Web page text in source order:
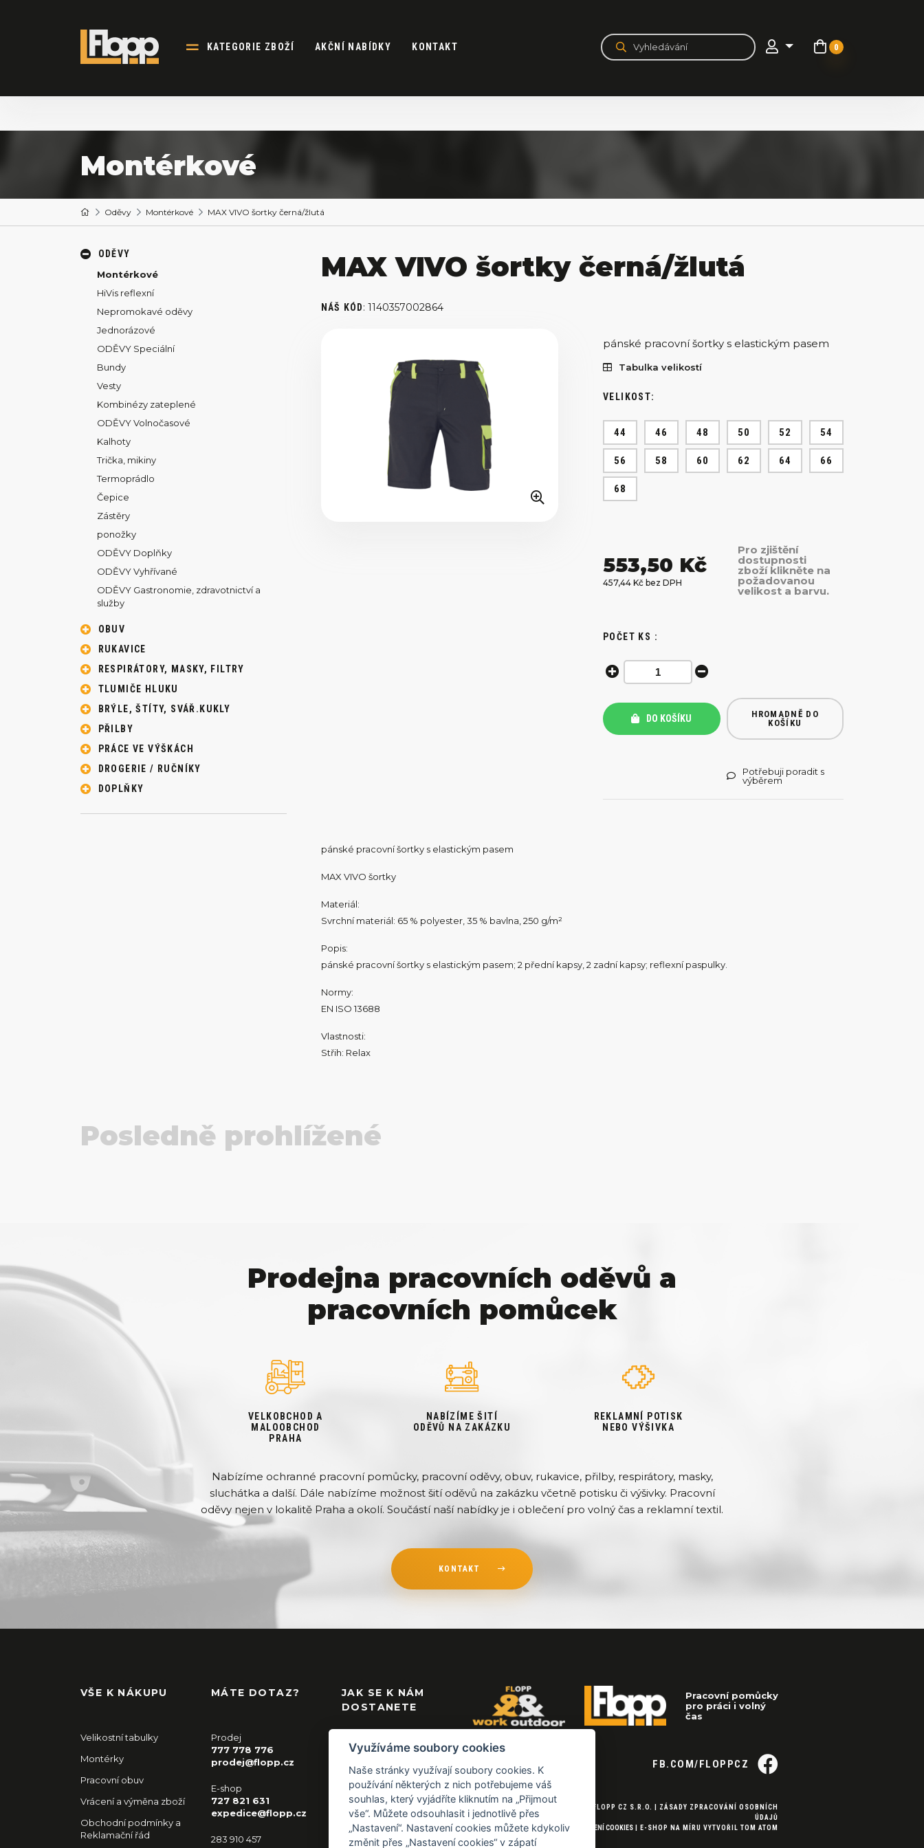
KATEGORIE ZBOŽÍ AKČNÍ NABÍDKY KONTAKT 0
Montérkové
Oděvy Montérkové MAX VIVO šortky černá/žlutá
ODĚVY
Montérkové
HiVis reflexní
Nepromokavé oděvy
Jednorázové
ODĚVY Speciální
Bundy
Vesty
Kombinézy zateplené
ODĚVY Volnočasové
Kalhoty
Trička, mikiny
Termoprádlo
Čepice
Zástěry
ponožky
ODĚVY Doplňky
ODĚVY Vyhřívané
ODĚVY Gastronomie, zdravotnictví a
služby
OBUV
RUKAVICE
RESPIRÁTORY, MASKY, FILTRY
TLUMIČE HLUKU
BRÝLE, ŠTÍTY, SVÁŘ.KUKLY
PŘILBY
PRÁCE VE VÝŠKÁCH
DROGERIE / RUČNÍKY
DOPLŇKY
MAX VIVO šortky černá/žlutá
NÁŠ KÓD:1140357002864
pánské pracovní šortky s elastickým pasem
Tabulka velikostí
VELIKOST:
44 46 48 50 52 54
56 58 60 62 64 66
68
553,50 Kč
457,44 Kč bez DPH
Pro zjištění
dostupnosti
zboží klikněte na
požadovanou
velikost a barvu.
POČET KS :
DO KOŠÍKU
HROMADNĚ DO
KOŠÍKU
Potřebuji poradit s
výběrem
pánské pracovní šortky s elastickým pasem
MAX VIVO šortky
Materiál:
Svrchní materiál: 65 % polyester, 35 % bavlna, 250 g/m²
Popis:
pánské pracovní šortky s elastickým pasem; 2 přední kapsy, 2 zadní kapsy; reflexní paspulky.
Normy:
EN ISO 13688
Vlastnosti:
Střih: Relax
Posledně prohlížené
Prodejna pracovních oděvů a
pracovních pomůcek
VELKOBCHOD A
MALOOBCHOD
PRAHA
NABÍZÍME ŠITÍ
ODĚVŮ NA ZAKÁZKU
REKLAMNÍ POTISK
NEBO VÝŠIVKA
Nabízíme ochranné pracovní pomůcky, pracovní oděvy, obuv, rukavice, přilby, respirátory, masky,
sluchátka a další. Dále nabízíme možnost šití oděvů na zakázku včetně potisku či výšivky. Pracovní
oděvy nejen v lokalitě Praha a okolí. Součástí naší nabídky je i oblečení pro volný čas a reklamní textil.
KONTAKT
VŠE K NÁKUPU
Velikostní tabulky
Montérky
Pracovní obuv
Vrácení a výměna zboží
Obchodní podmínky a
Reklamační řád
MÁTE DOTAZ?
Prodej
777 778 776
prodej@flopp.cz
E-shop
727 821 631
expedice@flopp.cz
283 910 457
JAK SE K NÁM
DOSTANETE
Pracovní pomůcky
pro práci i volný
čas
FB.COM/FLOPPCZ
© 2026 FLOPP CZ S.R.O. | ZÁSADY ZPRACOVÁNÍ OSOBNÍCH
ÚDAJŮ
NASTAVENÍ COOKIES
E-SHOP NA MÍRU VYTVOŘIL TOM ATOM
Využíváme soubory cookies
Naše stránky využívají soubory cookies. K
používání některých z nich potřebujeme váš
souhlas, který vyjádříte kliknutím na „Přijmout
vše“. Můžete odsouhlasit i jednotlivě přes
„Nastavení“. Nastavení cookies můžete kdykoliv
změnit přes „Nastavení cookies“ v zápatí